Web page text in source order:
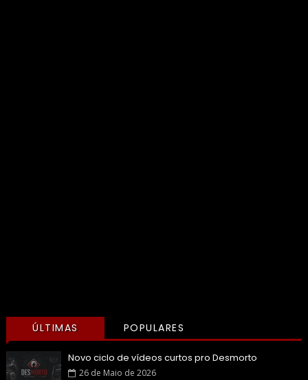
ÚLTIMAS POPULARES
Novo ciclo de vídeos curtos pro Desmorto
26 de Maio de 2026